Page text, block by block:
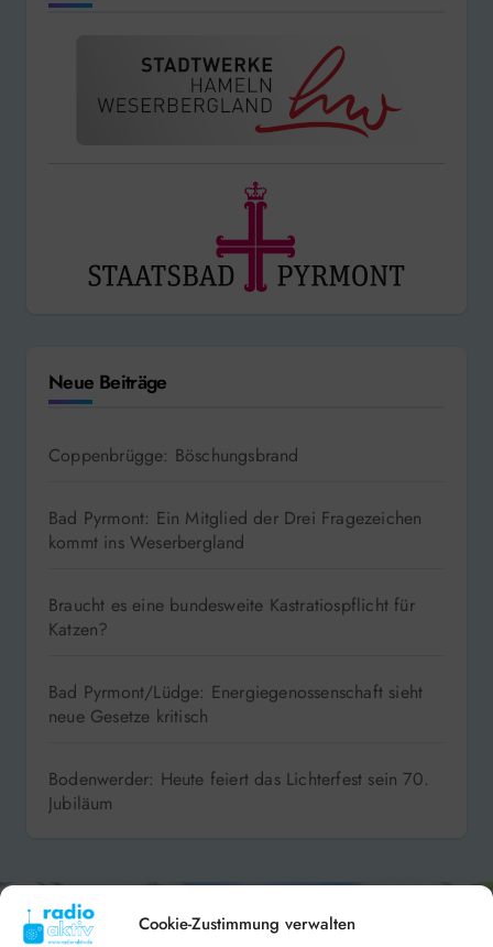
Cookie-Zustimmung verwalten
Neue Beiträge
Coppenbrügge: Böschungsbrand
Bad Pyrmont: Ein Mitglied der Drei Fragezeichen
kommt ins Weserbergland
Braucht es eine bundesweite Kastratiospflicht für
Katzen?
Bad Pyrmont/Lüdge: Energiegenossenschaft sieht
neue Gesetze kritisch
Bodenwerder: Heute feiert das Lichterfest sein 70.
Jubiläum